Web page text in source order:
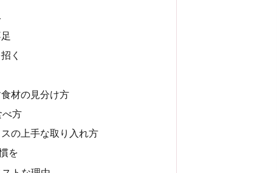
く
材の見分け方
べ方
の上手な取り入れ方
を